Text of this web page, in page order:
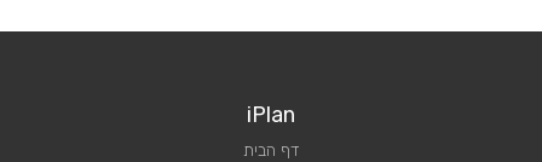
iPlan
דף הבית